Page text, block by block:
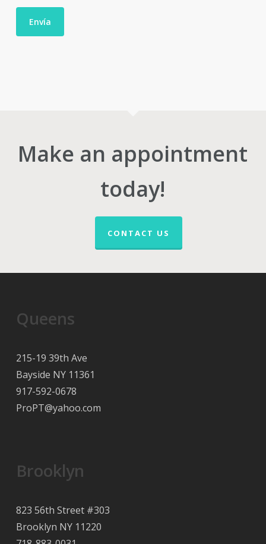
Make an appointment
today!
CONTACT US
Queens
215-19 39th Ave
Bayside NY 11361
917-592-0678
ProPT@yahoo.com
Brooklyn
823 56th Street #303
Brooklyn NY 11220